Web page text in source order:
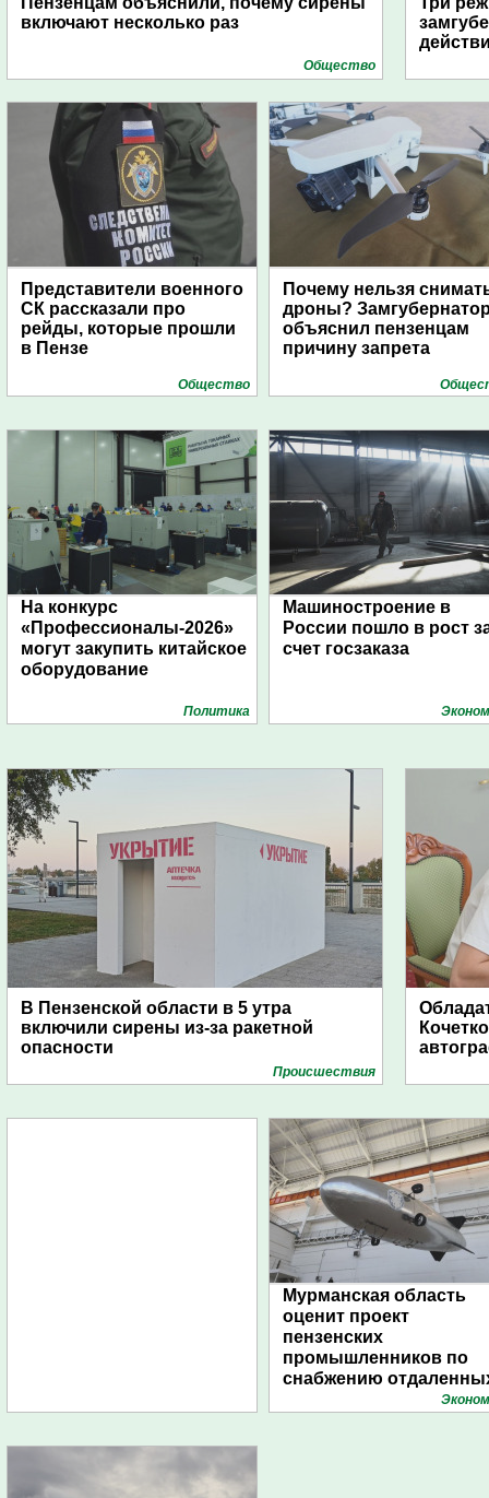
включают несколько раз
Общество
Представители военного
СК рассказали про
рейды, которые прошли
в Пензе
Общество
Почему нельзя
дроны?
объяснил пензенцам
причину запрета
На конкурс
«Профессионалы-2026»
могут закупить китайское
оборудование
Политика
Машиностроение в
России пошло в рост
счет госзаказа
В Пензенской области в 5 утра
включили сирены из-за ракетной
опасности
Проиcшествия
Мурманская область
оценит проект
пензенских
промышленников по
снабжению
поселений с помощью